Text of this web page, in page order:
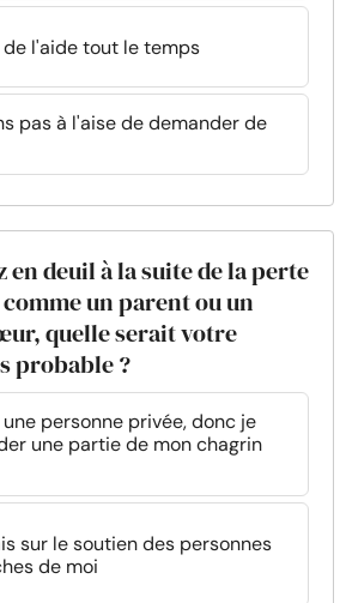
l'aide tout le temps
pas à l'aise de demander de
en deuil à la suite de la perte
un parent ou un
quelle serait votre
probable ?
personne privée, donc je
une partie de mon chagrin
sur le soutien des personnes
de moi